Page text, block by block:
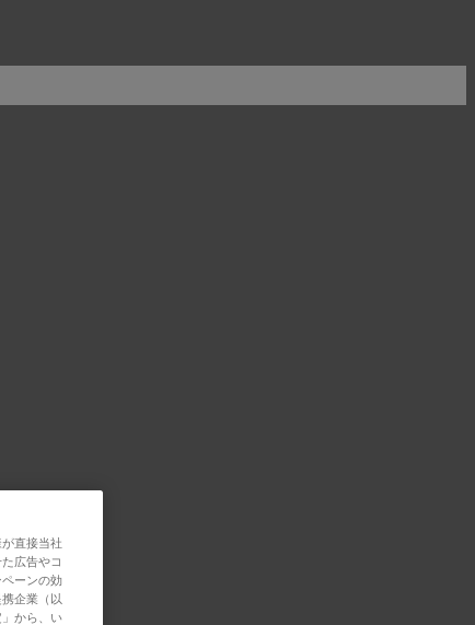
直接当社
広告やコ
ーンの効
企業（以
から、い